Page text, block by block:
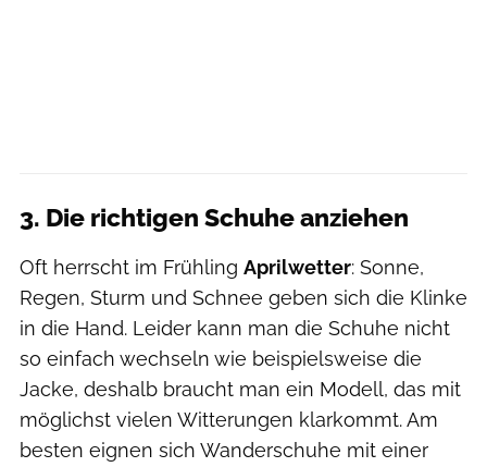
3. Die richtigen Schuhe anziehen
Oft herrscht im Frühling Aprilwetter: Sonne,
Regen, Sturm und Schnee geben sich die Klinke
in die Hand. Leider kann man die Schuhe nicht
so einfach wechseln wie beispielsweise die
Jacke, deshalb braucht man ein Modell, das mit
möglichst vielen Witterungen klarkommt. Am
besten eignen sich Wanderschuhe mit einer